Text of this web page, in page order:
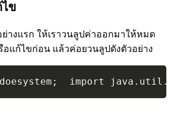
ข
างแรก ให้เราวนลูปค่าออกมาให้หมด
แก้ไขก่อน แล้วค่อยวนลูปดังตัวอย่าง